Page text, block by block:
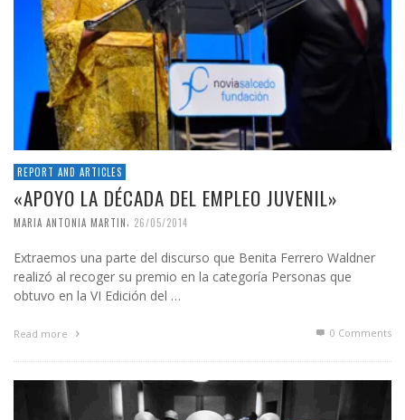
REPORT AND ARTICLES
«APOYO LA DÉCADA DEL EMPLEO JUVENIL»
MARIA ANTONIA MARTIN 26/05/2014
Extraemos una parte del discurso que Benita Ferrero Waldner
realizó al recoger su premio en la categoría Personas que
obtuvo en la VI Edición del …
Read more 0 Comments